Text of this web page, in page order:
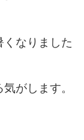
くなりました
がします。